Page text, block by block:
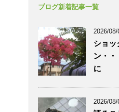
ブログ新着記事一覧
2026/08/
ショッ
ン・・
に
2026/08/